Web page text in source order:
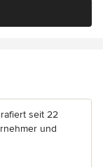
seit 22
und